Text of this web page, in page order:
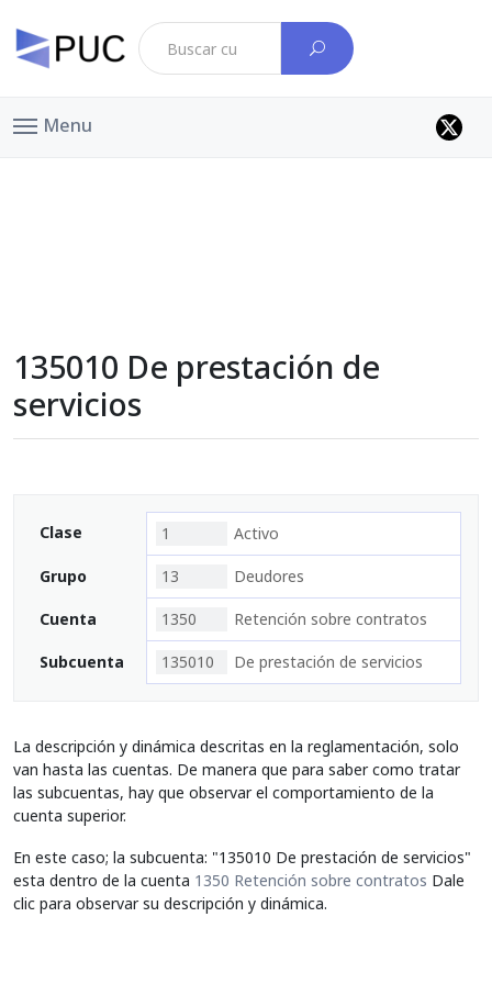
Menu
135010 De prestación de
servicios
Clase 1 Activo
Grupo 13 Deudores
Cuenta 1350 Retención sobre contratos
Subcuenta 135010 De prestación de servicios
La descripción y dinámica descritas en la reglamentación, solo
van hasta las cuentas. De manera que para saber como tratar
las subcuentas, hay que observar el comportamiento de la
cuenta superior.
En este caso; la subcuenta: "135010 De prestación de servicios"
esta dentro de la cuenta 1350 Retención sobre contratos Dale
clic para observar su descripción y dinámica.